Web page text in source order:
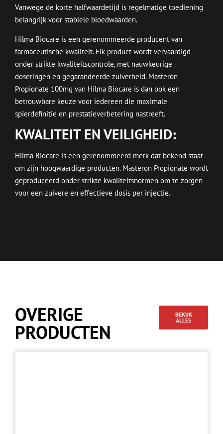
Vanwege de korte halfwaardetijd is regelmatige toediening
belangrijk voor stabiele bloedwaarden.
Hilma Biocare is een gerenommeerde producent van
farmaceutische kwaliteit. Elk product wordt vervaardigd
onder strikte kwaliteitscontrole, met nauwkeurige
doseringen en gegarandeerde zuiverheid. Masteron
Propionate 100mg van Hilma Biocare is dan ook een
betrouwbare keuze voor iedereen die maximale
spierdefinitie en prestatieverbetering nastreeft.
KWALITEIT EN VEILIGHEID:
Hilma Biocare is een gerenommeerd merk dat bekend staat
om zijn hoogwaardige producten. Masteron Propionate wordt
geproduceerd onder strikte kwaliteitsnormen om te zorgen
voor een zuivere en effectieve dosis per injectie.
OVERIGE
PRODUCTEN
BEKIJK
ALLES